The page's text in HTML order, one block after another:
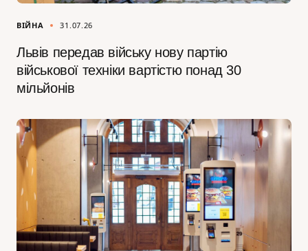
ВІЙНА 31.07.26
Львів передав війську нову партію
військової техніки вартістю понад 30
мільйонів